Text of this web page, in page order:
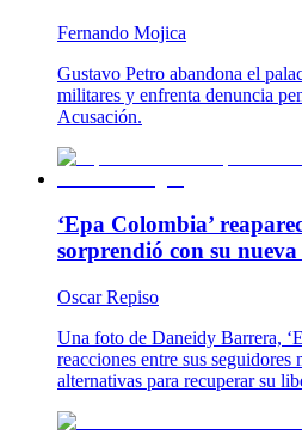
Fernando Mojica
Gustavo Petro abandona el
militares y enfrenta denuncia
Acusación.
‘Epa Colombia’
sorprendió con su
Oscar Repiso
Una foto de Daneidy Barrera,
reacciones entre sus seguidores
alternativas para recuperar su